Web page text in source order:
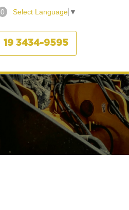
0 Select Language ▼
19 3434-9595